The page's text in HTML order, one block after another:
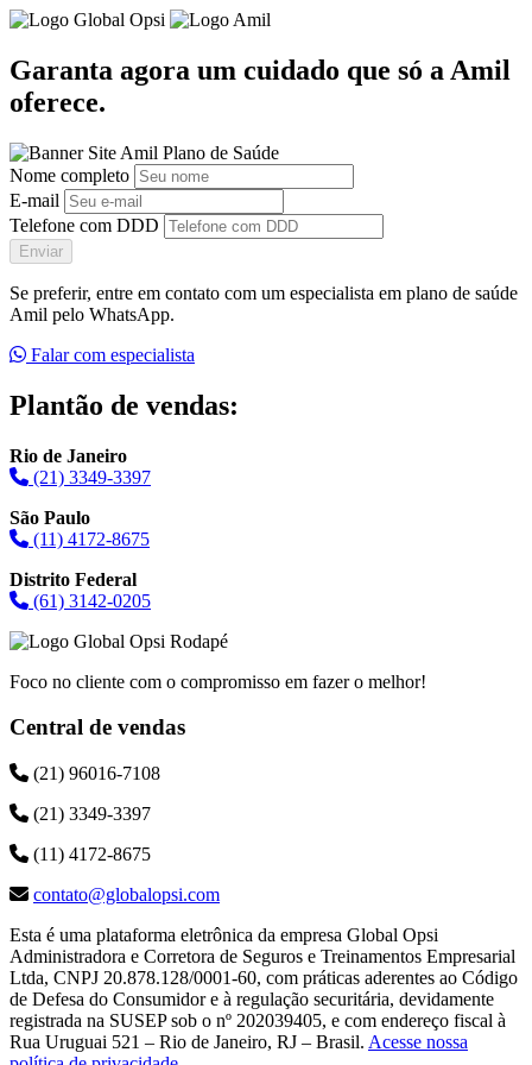
Garanta agora um cuidado que só a Amil
oferece.
Nome completo
E-mail
Telefone com DDD
Enviar
Se preferir, entre em contato com um especialista em plano de saúde
Amil pelo WhatsApp.
Falar com especialista
Plantão de vendas:
Rio de Janeiro
(21) 3349-3397
São Paulo
(11) 4172-8675
Distrito Federal
(61) 3142-0205
Foco no cliente com o compromisso em fazer o melhor!
Central de vendas
(21) 96016-7108
(21) 3349-3397
(11) 4172-8675
contato@globalopsi.com
Esta é uma plataforma eletrônica da empresa Global Opsi
Administradora e Corretora de Seguros e Treinamentos Empresarial
Ltda, CNPJ 20.878.128/0001-60, com práticas aderentes ao Código
de Defesa do Consumidor e à regulação securitária, devidamente
registrada na SUSEP sob o nº 202039405, e com endereço fiscal à
Rua Uruguai 521 – Rio de Janeiro, RJ – Brasil. Acesse nossa